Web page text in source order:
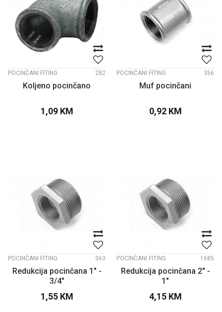
POCINČANI FITING 282
Koljeno pocinčano
1,09 KM
POCINČANI FITING 356
Muf pocinčani
0,92 KM
POCINČANI FITING 363
Redukcija pocinčana 1" -
3/4"
1,55 KM
POCINČANI FITING 1685
Redukcija pocinčana 2" -
1"
4,15 KM